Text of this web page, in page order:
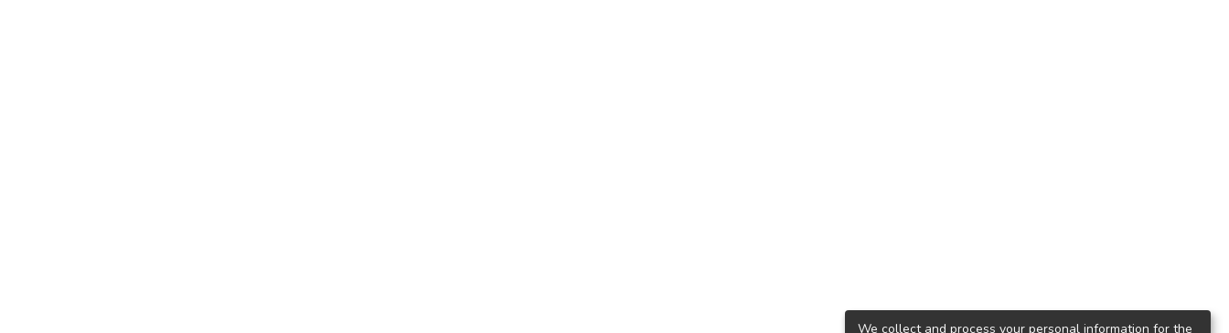
We collect and process your personal information for the